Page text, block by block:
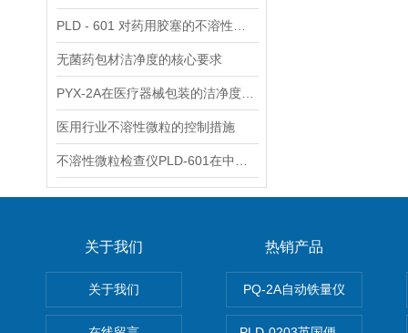
无菌药包材洁净度的核心要求
医用行业不溶性微粒的控制措施
关于我们
关于我们
热销产品
PQ-2A自动铁量仪